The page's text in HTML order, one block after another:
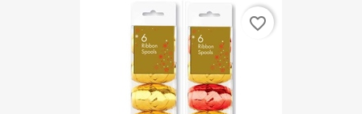
favorite_border